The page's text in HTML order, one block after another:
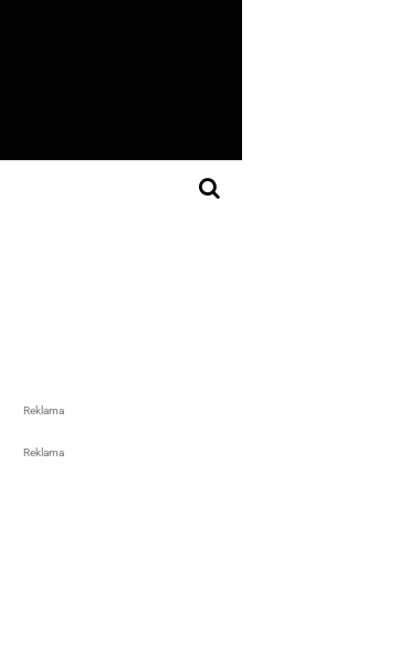
Reklama
Reklama